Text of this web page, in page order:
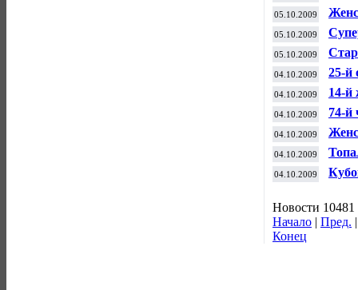
05.10.2009
05.10.2009
05.10.2009
04.10.2009 25-й
04.10.2009 14-й
04.10.2009 74-й
04.10.2009
04.10.2009
04.10.2009
Новости 10481
Начало | Пред. |
Конец